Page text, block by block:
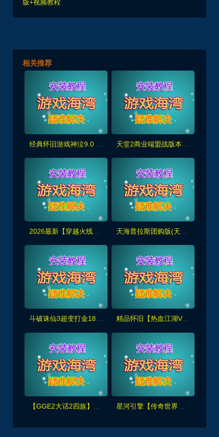
版+视频教程
相关推荐
经典怀旧游戏神泣9.0 单机一键端 带GM工具 天堂2商业端盟战版本,冰雪神威,奶妈神威加持版,循环BOSS狩猎-世界BOSS-活动BOSS
2026最新【穿越火线CF2.0】一键端,修复各种错误，全道具可买100%汉化+GM工具 天海普拉斯团购版(天元第四版),仿官复古互通端,一键组队+带全套源码+局域外网教程
斗破诛仙3超变打金18职业精修版，GM工具+网页注册+安装教程 精品怀旧【热血江湖V2.0任务端】百宝阁无限元宝时装披风送+GM工具+支持多开+宝宝挂